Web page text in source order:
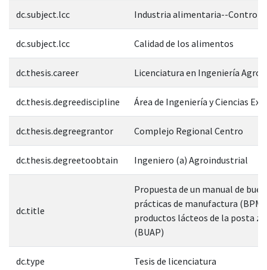
dc.subject.lcc Industria alimentaria--Control
dc.subject.lcc Calidad de los alimentos
dc.thesis.career Licenciatura en Ingeniería
dc.thesis.degreediscipline Área de Ingeniería y Ciencias
dc.thesis.degreegrantor Complejo Regional Centro
dc.thesis.degreetoobtain Ingeniero (a) Agroindustrial
dc.title
Propuesta de un manual de
prácticas de manufactura
productos lácteos de la posta
(BUAP)
dc.type Tesis de licenciatura